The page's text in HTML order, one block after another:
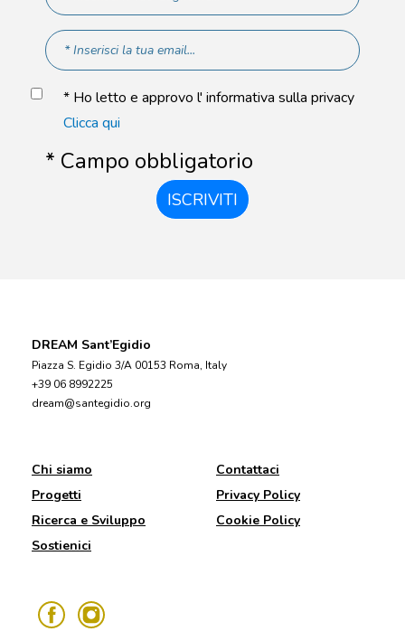
* Ho letto e approvo l' informativa sulla privacy
Clicca qui
* Campo obbligatorio
ISCRIVITI
DREAM Sant’Egidio
Piazza S. Egidio 3/A 00153 Roma, Italy
+39 06 8992225
dream@santegidio.org
Chi siamo
Progetti
Ricerca e Sviluppo
Sostienici
Contattaci
Privacy Policy
Cookie Policy